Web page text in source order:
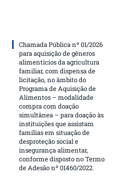
Chamada Pública nº 01/2026
para aquisição de gêneros
alimentícios da agricultura
familiar, com dispensa de
licitação, no âmbito do
Programa de Aquisição de
Alimentos – modalidade
compra com doação
simultânea – para doação às
instituições que assistam
famílias em situação de
desproteção social e
insegurança alimentar,
conforme disposto no Termo
de Adesão nº 01460/2022.